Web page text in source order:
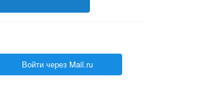
Войти через Mail.ru